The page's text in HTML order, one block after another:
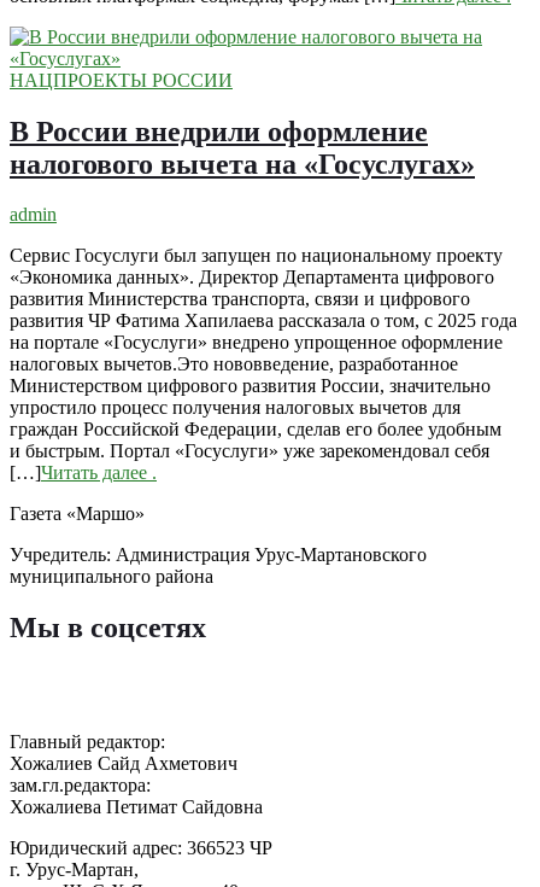
НАЦПРОЕКТЫ РОССИИ
В России внедрили оформление
налогового вычета на «Госуслугах»
admin
Сервис Госуслуги был запущен по национальному проекту
«Экономика данных». Директор Департамента цифрового
развития Министерства транспорта, связи и цифрового
развития ЧР Фатима Хапилаева рассказала о том, с 2025 года
на портале «Госуслуги» внедрено упрощенное оформление
налоговых вычетов.Это нововведение, разработанное
Министерством цифрового развития России, значительно
упростило процесс получения налоговых вычетов для
граждан Российской Федерации, сделав его более удобным
и быстрым. Портал «Госуслуги» уже зарекомендовал себя
[…]Читать далее .
Газета «Маршо»
Учредитель: Администрация Урус-Мартановского
муниципального района
Мы в соцсетях
Главный редактор:
Хожалиев Сайд Ахметович
зам.гл.редактора:
Хожалиева Петимат Сайдовна
Юридический адрес: 366523 ЧР
г. Урус-Мартан,